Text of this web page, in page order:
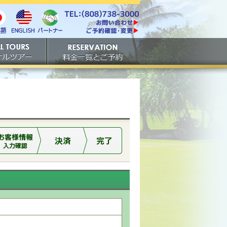
English パート
電話番号は808-738-
3000。ファックスは808-
738-3001。
https://www.tachibana.com/contact/
ご予約確認・変更
ご予約